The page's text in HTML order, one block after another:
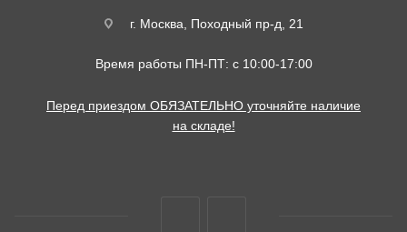
г. Москва, Походный пр-д, 21
Время работы ПН-ПТ: с 10:00-17:00
Перед приездом ОБЯЗАТЕЛЬНО уточняйте наличие
на складе!